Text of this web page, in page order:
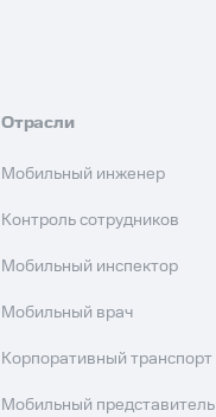
Отрасли
Мобильный инженер
Контроль сотрудников
Мобильный инспектор
Мобильный врач
Корпоративный транспорт
Мобильный представитель